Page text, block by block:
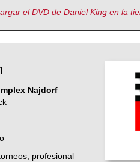
el DVD de Daniel King en la
Najdorf
profesional